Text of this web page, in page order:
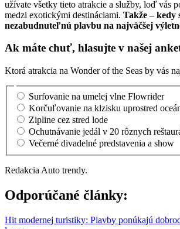
užívate všetky tieto atrakcie a služby, loď vás
medzi exotickými destináciami. Takže – kedy
nezabudnuteľnú plavbu na najväčšej
Ak máte chuť, hlasujte v našej
Ktorá atrakcia na Wonder of the Seas by vás
Surfovanie na umelej vlne Flowrider
Korčuľovanie na klzisku uprostred
Zipline cez stred lode
Ochutnávanie jedál v 20 rôznych
Večerné divadelné predstavenia a show
Redakcia Auto trendy.
Odporúčané články:
Hit modernej turistiky: Plavby ponúkajú